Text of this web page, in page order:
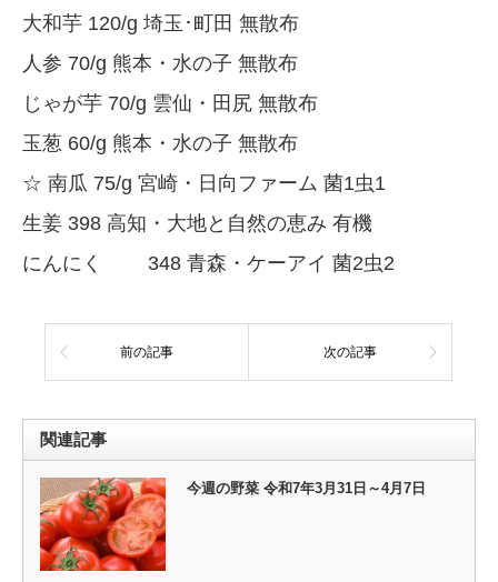
大和芋 120/g 埼玉･町田 無散布
人参 70/g 熊本・水の子 無散布
じゃが芋 70/g 雲仙・田尻 無散布
玉葱 60/g 熊本・水の子 無散布
☆ 南瓜 75/g 宮崎・日向ファーム 菌1虫1
生姜 398 高知・大地と自然の恵み 有機
にんにく 348 青森・ケーアイ 菌2虫2
前の記事 次の記事
関連記事
今週の野菜 令和7年3月31日～4月7日